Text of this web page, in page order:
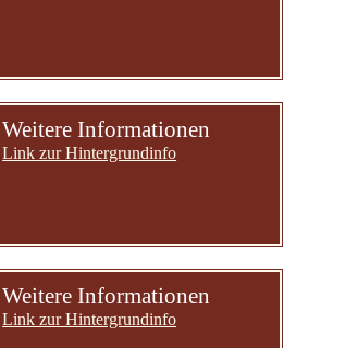
Weitere Informationen
Link zur Hintergrundinfo
Weitere Informationen
Link zur Hintergrundinfo